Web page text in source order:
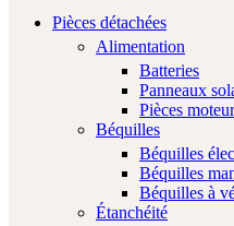
Pièces détachées
Alimentation
Batteries
Panneaux
Pièces
Béquilles
Béquilles
Béquilles
Béquilles à
Étanchéité